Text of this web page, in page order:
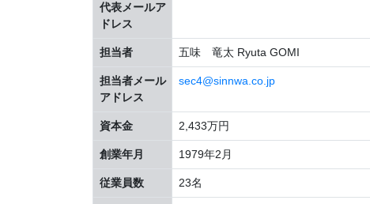
代表メールア
ドレス
担当者 五味 竜太 Ryuta GOMI
担当者メール
アドレス
sec4@sinnwa.co.jp
資本金 2,433万円
創業年月 1979年2月
従業員数 23名